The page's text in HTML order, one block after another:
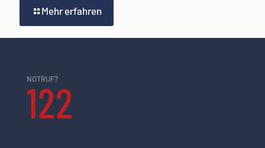
Mehr erfahren
NOTRUF?
122